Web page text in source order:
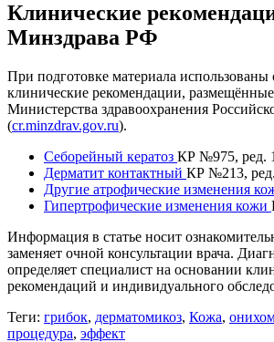
Клинические
Минздрава РФ
При подготовке материала
клинические рекомендации, размещённые
Министерства здравоохранения
(cr.minzdrav.gov.ru).
Себорейный кератоз КР №975, ред. 1
Дерматит контактный КР №213,
Другие атрофические изменения
Гипертрофические изменения кожи
Информация в статье носит
заменяет очной консультации врача.
определяет специалист на основании
рекомендаций и индивидуального
Теги: грибок, дерматомикоз, Кожа,
процедура, эффект